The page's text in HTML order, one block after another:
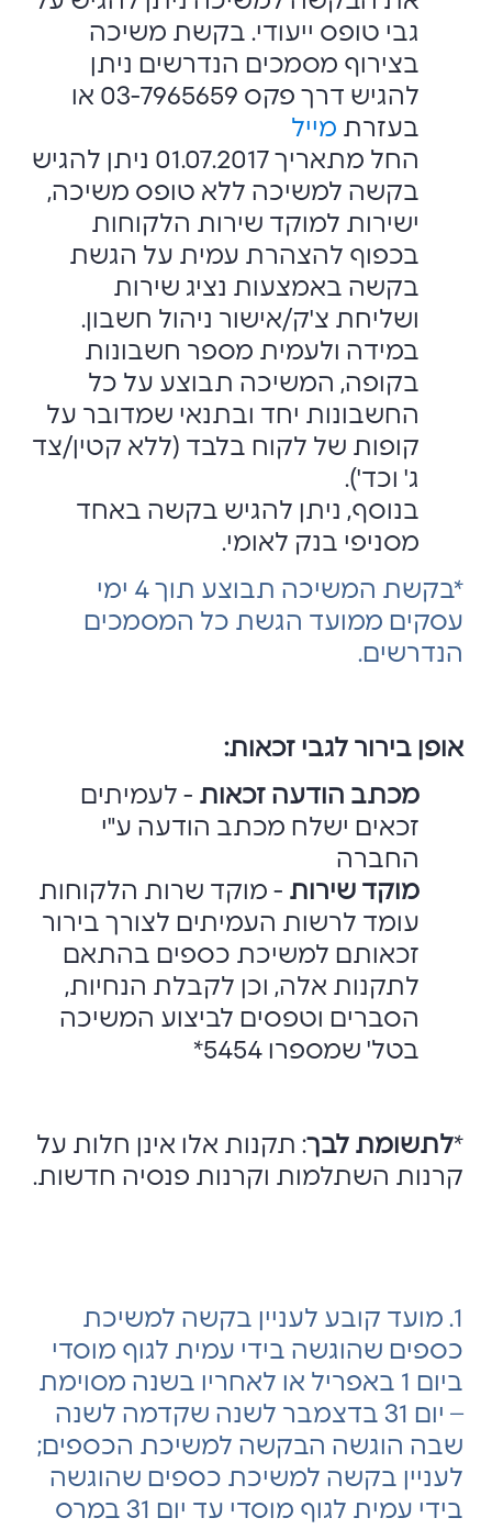
גבי טופס ייעודי. בקשת משיכה
בצירוף מסמכים הנדרשים ניתן
להגיש דרך פקס 03-7965659 או
בעזרת מייל
החל מתאריך 01.07.2017 ניתן להגיש
בקשה למשיכה ללא טופס משיכה,
ישירות למוקד שירות הלקוחות
בכפוף להצהרת עמית על הגשת
בקשה באמצעות נציג שירות
ושליחת צ'ק/אישור ניהול חשבון.
במידה ולעמית מספר חשבונות
בקופה, המשיכה תבוצע על כל
החשבונות יחד ובתנאי שמדובר על
קופות של לקוח בלבד (ללא קטין/צד
ג' וכד').
בנוסף, ניתן להגיש בקשה באחד
מסניפי בנק לאומי.
*בקשת המשיכה תבוצע תוך 4 ימי
עסקים ממועד הגשת כל המסמכים
הנדרשים.
אופן בירור לגבי זכאות:
מכתב הודעה זכאות - לעמיתים
זכאים ישלח מכתב הודעה ע"י
החברה
מוקד שירות - מוקד שרות הלקוחות
עומד לרשות העמיתים לצורך בירור
זכאותם למשיכת כספים בהתאם
לתקנות אלה, וכן לקבלת הנחיות,
הסברים וטפסים לביצוע המשיכה
בטל' שמספרו 5454*
*לתשומת לבך: תקנות אלו אינן חלות על
קרנות השתלמות וקרנות פנסיה חדשות.
1. מועד קובע לעניין בקשה למשיכת
כספים שהוגשה בידי עמית לגוף מוסדי
ביום 1 באפריל או לאחריו בשנה מסוימת
– יום 31 בדצמבר לשנה שקדמה לשנה
שבה הוגשה הבקשה למשיכת הכספים;
לעניין בקשה למשיכת כספים שהוגשה
בידי עמית לגוף מוסדי עד יום 31 במרס